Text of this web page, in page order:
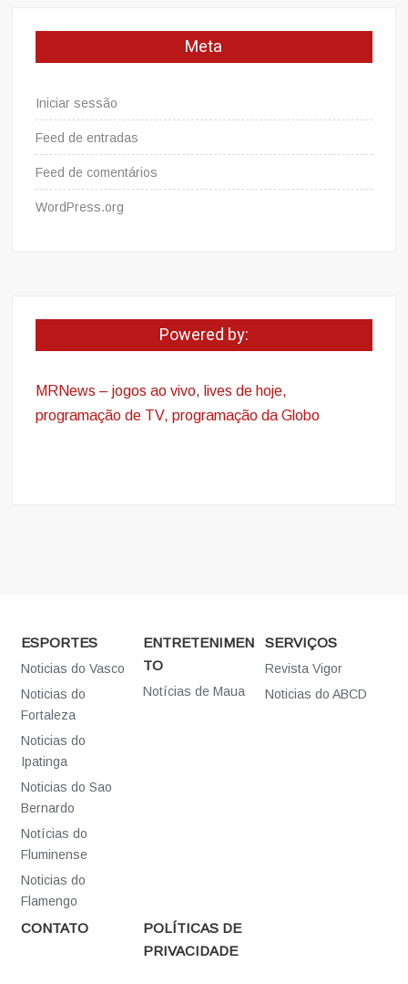
Meta
Iniciar sessão
Feed de entradas
Feed de comentários
WordPress.org
Powered by:
MRNews – jogos ao vivo, lives de hoje,
programação de TV, programação da Globo
ESPORTES
Noticias do Vasco
Noticias do
Fortaleza
Noticias do
Ipatinga
Noticias do Sao
Bernardo
Notícias do
Fluminense
Noticias do
Flamengo
ENTRETENIMEN
TO
Notícias de Maua
SERVIÇOS
Revista Vigor
Noticias do ABCD
CONTATO
POLÍTICAS DE
PRIVACIDADE